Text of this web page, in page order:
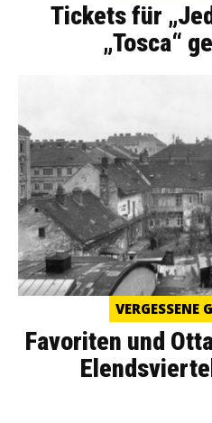
Tickets für
„Tosca“
VERGESSENE
Favoriten und